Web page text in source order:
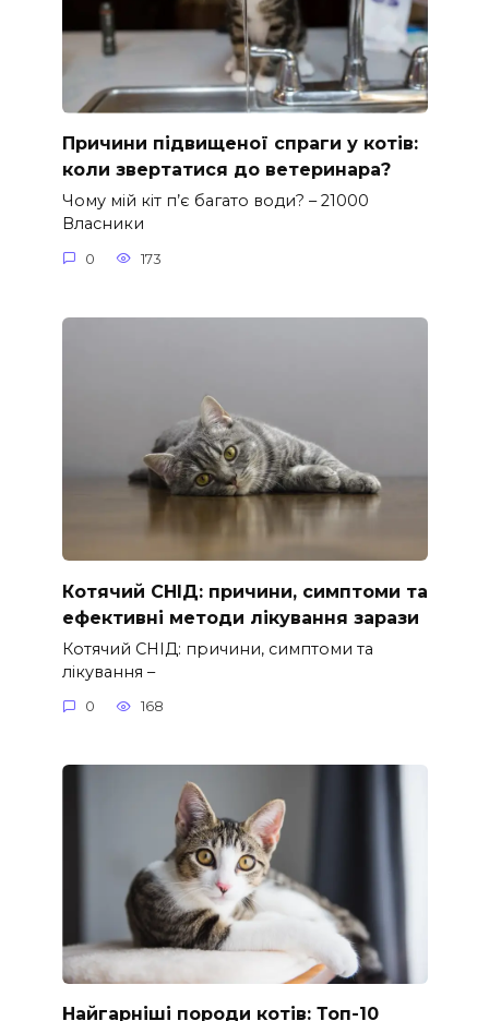
Причини підвищеної спраги у котів:
коли звертатися до ветеринара?
Чому мій кіт п’є багато води? – 21000
Власники
0 173
Котячий СНІД: причини, симптоми та
ефективні методи лікування зарази
Котячий СНІД: причини, симптоми та
лікування –
0 168
Найгарніші породи котів: Топ-10